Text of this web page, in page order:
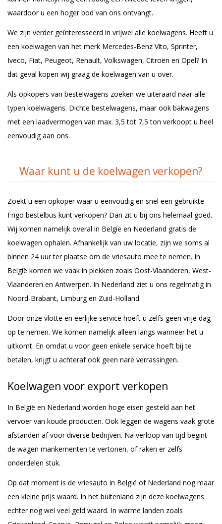
waardoor u een hoger bod van ons ontvangt.
We zijn verder geïnteresseerd in vrijwel alle koelwagens. Heeft u
een koelwagen van het merk Mercedes-Benz Vito, Sprinter,
Iveco, Fiat, Peugeot, Renault, Volkswagen, Citroën en Opel? In
dat geval kopen wij graag de koelwagen van u over.
Als opkopers van bestelwagens zoeken we uiteraard naar alle
typen koelwagens. Dichte bestelwagens, maar ook bakwagens
met een laadvermogen van max. 3,5 tot 7,5 ton verkoopt u heel
eenvoudig aan ons.
Waar kunt u de koelwagen verkopen?
Zoekt u een opkoper waar u eenvoudig en snel een gebruikte
Frigo bestelbus kunt verkopen? Dan zit u bij ons helemaal goed.
Wij komen namelijk overal in België en Nederland gratis de
koelwagen ophalen. Afhankelijk van uw locatie, zijn we soms al
binnen 24 uur ter plaatse om de vriesauto mee te nemen. In
België komen we vaak in plekken zoals Oost-Vlaanderen, West-
Vlaanderen en Antwerpen. In Nederland ziet u ons regelmatig in
Noord-Brabant, Limburg en Zuid-Holland.
Door onze vlotte en eerlijke service hoeft u zelfs geen vrije dag
op te nemen. We komen namelijk alleen langs wanneer het u
uitkomt. En omdat u voor geen enkele service hoeft bij te
betalen, krijgt u achteraf ook geen nare verrassingen.
Koelwagen voor export verkopen
In België en Nederland worden hoge eisen gesteld aan het
vervoer van koude producten. Ook leggen de wagens vaak grote
afstanden af voor diverse bedrijven. Na verloop van tijd begint
de wagen mankementen te vertonen, of raken er zelfs
onderdelen stuk.
Op dat moment is de vriesauto in België of Nederland nog maar
een kleine prijs waard. In het buitenland zijn deze koelwagens
echter nog wel veel geld waard. In warme landen zoals